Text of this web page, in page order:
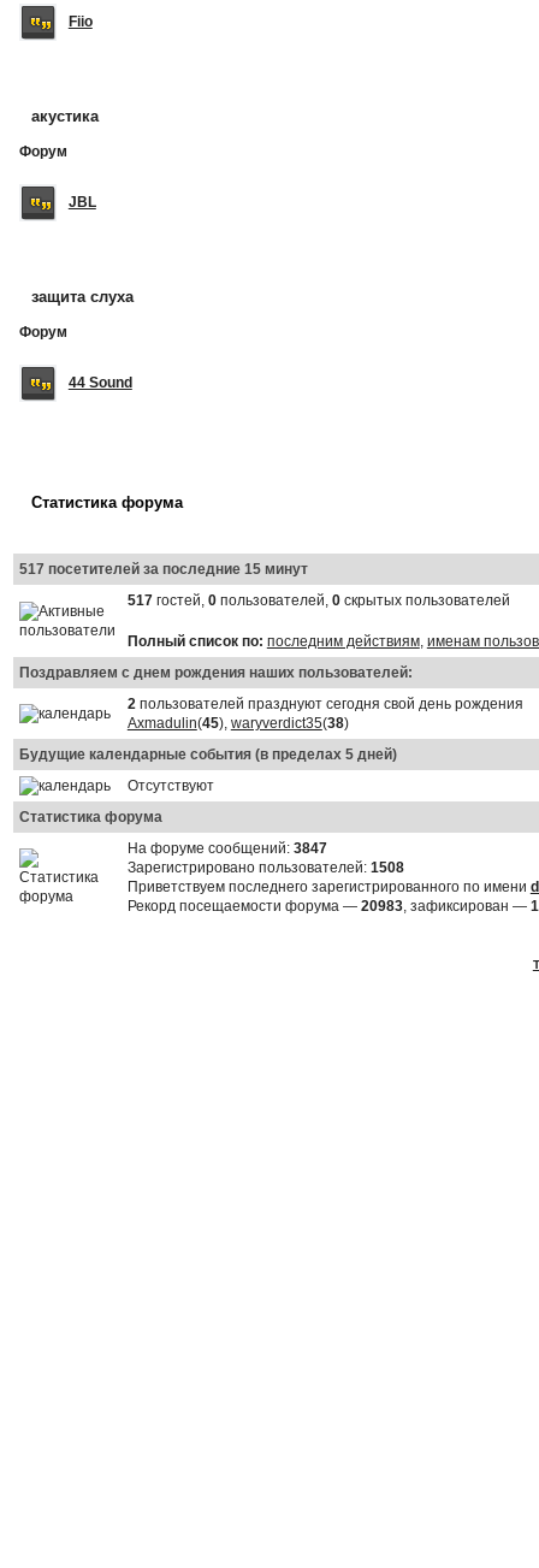
Fiio
акустика
Форум
JBL
защита слуха
Форум
44 Sound
Статистика форума
517 посетителей за последние 15 минут
517гостей, 0пользователей, 0скрытых пользователей
Полный список по: последним действиям, именам
Поздравляем с днем рождения наших пользователей:
2пользователей празднуют сегодня свой день рождения
Axmadulin(45), waryverdict35(38)
Будущие календарные события (в пределах 5 дней)
Отсутствуют
Статистика форума
На форуме сообщений: 3847
Зарегистрировано пользователей: 1508
Приветствуем последнего зарегистрированного по имени
Рекорд посещаемости форума — 20983, зафиксирован —